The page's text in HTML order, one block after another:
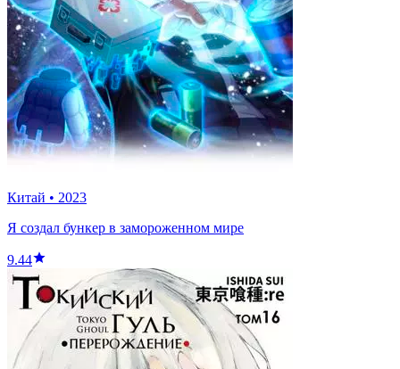
Китай • 2023
Я создал бункер в замороженном мире
9.44